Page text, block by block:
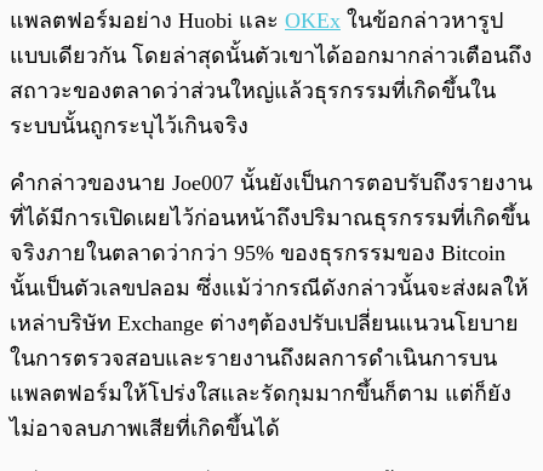
แพลตฟอร์มอย่าง Huobi และ OKEx ในข้อกล่าวหารูป
แบบเดียวกัน โดยล่าสุดนั้นตัวเขาได้ออกมากล่าวเตือนถึง
สถาวะของตลาดว่าส่วนใหญ่แล้วธุรกรรมที่เกิดขึ้นใน
ระบบนั้นถูกระบุไว้เกินจริง
คำกล่าวของนาย Joe007 นั้นยังเป็นการตอบรับถึงรายงาน
ที่ได้มีการเปิดเผยไว้ก่อนหน้าถึงปริมาณธุรกรรมที่เกิดขึ้น
จริงภายในตลาดว่ากว่า 95% ของธุรกรรมของ Bitcoin
นั้นเป็นตัวเลขปลอม ซึ่งแม้ว่ากรณีดังกล่าวนั้นจะส่งผลให้
เหล่าบริษัท Exchange ต่างๆต้องปรับเปลี่ยนแนวนโยบาย
ในการตรวจสอบและรายงานถึงผลการดำเนินการบน
แพลตฟอร์มให้โปร่งใสและรัดกุมมากขึ้นก็ตาม แต่ก็ยัง
ไม่อาจลบภาพเสียที่เกิดขึ้นได้